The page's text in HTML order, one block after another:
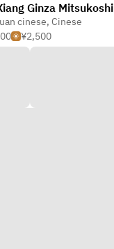
Ginza Mitsukoshi
cinese, Cinese
¥2,500